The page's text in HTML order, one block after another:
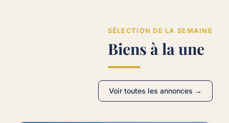
SÉLECTION DE LA SEMAINE
Biens à la une
Voir toutes les annonces →